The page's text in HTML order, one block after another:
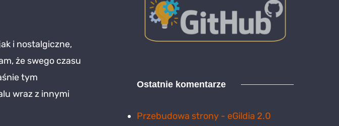
i nostalgiczne,
że swego czasu
tym
wraz z innymi
Ostatnie komentarze
Przebudowa strony - eGildia 2.0